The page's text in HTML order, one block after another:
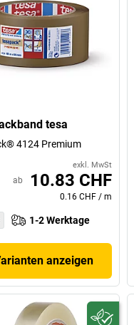
tesa
4124 Premium
exkl. MwSt
ab 10.83 CHF
0.16 CHF /m
1-2 Werktage
anzeigen